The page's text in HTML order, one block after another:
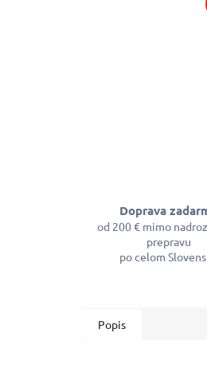
Doprava
od 200 € mimo
prepravu
po celom
Popis